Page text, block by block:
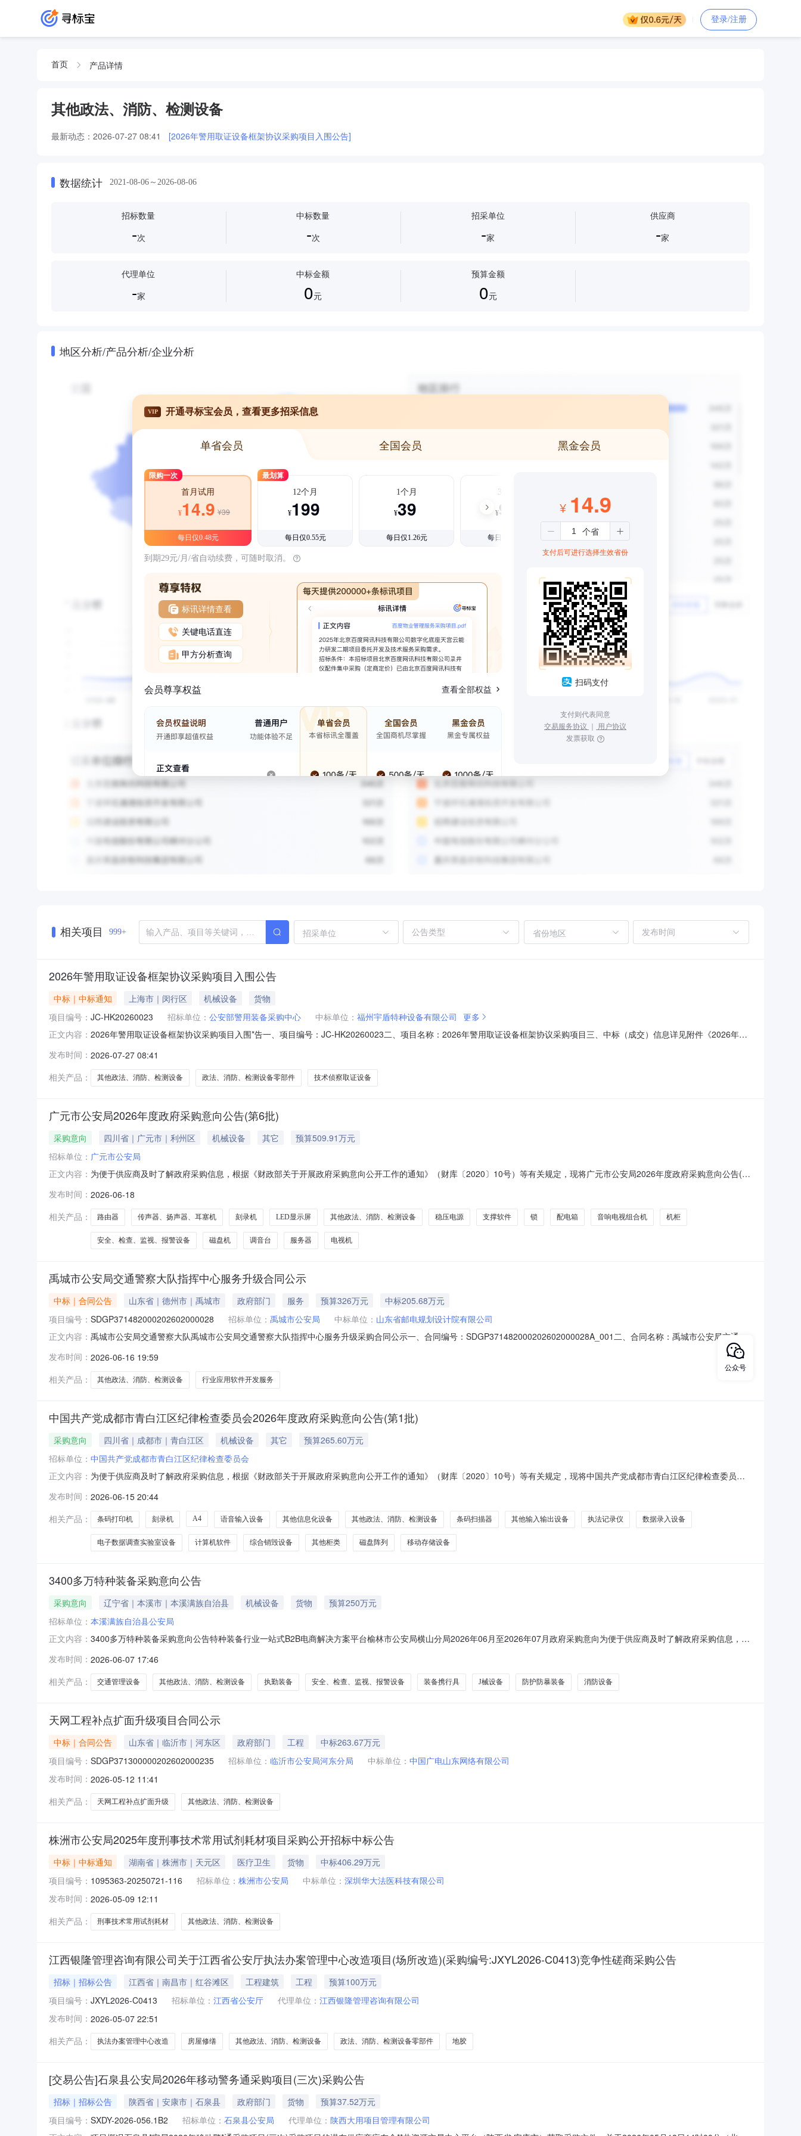
登录/注册
首页 产品详情
其他政法、消防、检测设备
最新动态： 2026-07-27 08:41 [2026年警用取证设备框架协议采购项目入围公告]
数据统计 2021-08-06～2026-08-06
招标数量
-次
中标数量
-次
招采单位
-家
供应商
-家
代理单位
-家
中标金额
0元
预算金额
0元
地区分析/产品分析/企业分析
VIP 开通寻标宝会员，查看更多招采信息
单省会员 全国会员 黑金会员
限购一次
首月试用
¥14.9 ¥39
每日仅0.48元
最划算
12个月
¥199
每日仅0.55元
1个月
¥39
每日仅1.26元
3个月
¥99
每日仅1.08元
到期29元/月/省自动续费，可随时取消。
标讯详情查看
关键电话直连
甲方分析查询
会员尊享权益 查看全部权益
¥ 14.9
支付后可进行选择生效省份
扫码支付
支付则代表同意
交易服务协议 ｜ 用户协议
发票获取
相关项目 999+ 招采单位 省份地区
2026年警用取证设备框架协议采购项目入围公告
中标｜中标通知 上海市｜闵行区 机械设备
货物
项目编号： JC-HK20260023 招标单位： 公安部警用装备采购中心 中标单位： 福州宇盾特种设备有限公司 更多
正文内容： 2026年警用取证设备框架协议采购项目入围*告一、项目编号：JC-HK20260023二、项目名称：2026年警用取证设备框架协议采购项目三、中标（成交）信息详见附件《2026年警
结果汇总表》。入围供应商地址详见附件《2026年警用取证设备框架协议采购项目供应商联系地址清单》。五、评审专家名单：高峰（组长）、薛鼎龙、刘丽华、吉喆、王同臻六、
代理服务收费标准
发布时间： 2026-07-27 08:41
相关产品：
其他政法、消防、检测设备 政法、消防、检测设备零部件 技术侦察取证设备
广元市公安局2026年度政府采购意向公告(第6批)
采购意向 四川省｜广元市｜利州区 机械设备 其它
预算509.91万元
招标单位： 广元市公安局
正文内容： 为便于供应商及时了解政府采购信息，根据《财政部关于开展政府采购意向公开工作的通知》（财库〔2020〕10号）等有关规定，现将广元市公安局2026年度政府采购意向公告(第
内容：A02379900-其他政法、消防、检测设备采购数量：36张采购内容：A02370400-安全、检查、监视、报警设备采购数量：50个（套）采购内容：A02061501-稳压电
发布时间： 2026-06-18
相关产品：
路由器 传声器、扬声器、耳塞机 刻录机 LED显示屏 其他政法、消防、检测设备 稳压电源 支撑软件 锁 配电箱 音响电视组合机 机柜
安全、检查、监视、报警设备 磁盘机 调音台 服务器 电视机
禹城市公安局交通警察大队指挥中心服务升级合同公示
中标｜合同公告 山东省｜德州市｜禹城市 政府部门 服务 预算326万元
中标205.68万元
项目编号： SDGP371482000202602000028 招标单位： 禹城市公安局 中标单位： 山东省邮电规划设计院有限公司
正文内容： 禹城市公安局交通警察大队禹城市公安局交通警察大队指挥中心服务升级采购合同公示一、合同编号：SDGP371482000202602000028A_001二、合同名称：禹城市公安局交通警
察大队指挥中心服务升级三、采购项目编码：SDGP371482000202602000028四、采购项目名称：禹城市公安局交通警察大队指挥中心服务升级五、合同主体采购人：禹城市公安
局交通警察大队地址：德州市禹城市行政街765号联系方式：0534-8316003供应商（乙方）：山东省邮电规划设计院有限公司地址：济南市高新区新泺大街3077号
发布时间： 2026-06-16 19:59
相关产品：
其他政法、消防、检测设备 行业应用软件开发服务
中国共产党成都市青白江区纪律检查委员会2026年度政府采购意向公告(第1批)
采购意向 四川省｜成都市｜青白江区 机械设备 其它
预算265.60万元
招标单位： 中国共产党成都市青白江区纪律检查委员会
正文内容： 为便于供应商及时了解政府采购信息，根据《财政部关于开展政府采购意向公开工作的通知》（财库〔2020〕10号）等有关规定，现将中国共产党成都市青白江区纪律检查委员会
A02370400-安全、检查、监视、报警设备采购数量：2套采购内容：A02020600-执法记录仪采购数量：4个（套）采购内容：A02021007-条码打印机采购数量：1台采购内容：
A050
发布时间： 2026-06-15 20:44
相关产品：
条码打印机 刻录机 A4 语音输入设备 其他信息化设备 其他政法、消防、检测设备 条码扫描器 其他输入输出设备 执法记录仪 数据录入设备
电子数据调查实验室设备 计算机软件 综合销毁设备 其他柜类 磁盘阵列 移动存储设备
3400多万特种装备采购意向公告
采购意向 辽宁省｜本溪市｜本溪满族自治县 机械设备 货物
预算250万元
招标单位： 本溪满族自治县公安局
正文内容： 3400多万特种装备采购意向公告特种装备行业一站式B2B电商解决方案平台榆林市公安局横山分局2026年06月至2026年07月政府采购意向为便于供应商及时了解政府采购信息，根
(万元)预计采购时间采购内容：2026年中省政法转移支付资金自定装备货物采购，包括侦查和执勤设备。采购数量：1批主要功能或目标：符合公安机关侦查、执法、办案等要求。
需满足的要求：
发布时间： 2026-06-07 17:46
相关产品：
交通管理设备 其他政法、消防、检测设备 执勤装备 安全、检查、监视、报警设备 装备携行具 J械设备 防护防暴装备 消防设备
天网工程补点扩面升级项目合同公示
中标｜合同公告 山东省｜临沂市｜河东区 政府部门 工程
中标263.67万元
项目编号： SDGP371300000202602000235 招标单位： 临沂市公安局河东分局 中标单位： 中国广电山东网络有限公司
发布时间： 2026-05-12 11:41
相关产品：
天网工程补点扩面升级 其他政法、消防、检测设备
株洲市公安局2025年度刑事技术常用试剂耗材项目采购公开招标中标公告
中标｜中标通知 湖南省｜株洲市｜天元区 医疗卫生 货物
中标406.29万元
项目编号： 1095363-20250721-116 招标单位： 株洲市公安局 中标单位： 深圳华大法医科技有限公司
发布时间： 2026-05-09 12:11
相关产品：
刑事技术常用试剂耗材 其他政法、消防、检测设备
江西银隆管理咨询有限公司关于江西省公安厅执法办案管理中心改造项目(场所改造)(采购编号:JXYL2026-C0413)竞争性磋商采购公告
招标｜招标公告 江西省｜南昌市｜红谷滩区 工程建筑 工程
预算100万元
项目编号： JXYL2026-C0413 招标单位： 江西省公安厅 代理单位： 江西银隆管理咨询有限公司
发布时间： 2026-05-07 22:51
相关产品：
执法办案管理中心改造 房屋修缮 其他政法、消防、检测设备 政法、消防、检测设备零部件 地胶
[交易公告]石泉县公安局2026年移动警务通采购项目(三次)采购公告
招标｜招标公告 陕西省｜安康市｜石泉县 政府部门 货物
预算37.52万元
项目编号： SXDY-2026-056.1B2 招标单位： 石泉县公安局 代理单位： 陕西大用项目管理有限公司
公众号